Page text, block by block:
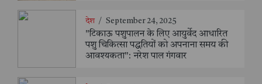
देश / September 24, 2025
"टिकाऊ पशुपालन के लिए आयुर्वेद आधारित
पशु चिकित्सा पद्धतियों को अपनाना समय की
आवश्यकता": नरेश पाल गंगवार